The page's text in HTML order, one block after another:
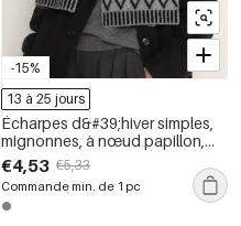
-15%
13 à 25 jours
Écharpes d&#39;hiver simples,
mignonnes, à nœud papillon,
couleur unie, motif teckel
€4,53 €5,33
Commande min. de 1 pc